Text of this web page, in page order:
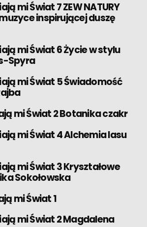
mi Świat 7 ZEW NATURY
inspirującej duszę
mi Świat 6 Życie w stylu
Spyra
mi Świat 5 Świadomość
mi Świat 2 Botanika czakr
mi Świat 4 Alchemia lasu
mi Świat 3 Kryształowe
Sokołowska
mi Świat 1
mi Świat 2 Magdalena